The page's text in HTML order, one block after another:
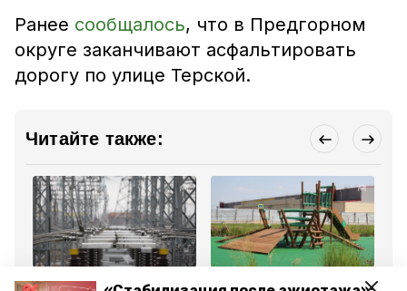
Ранее сообщалось, что в Предгорном
округе заканчивают асфальтировать
дорогу по улице Терской.
Читайте также: